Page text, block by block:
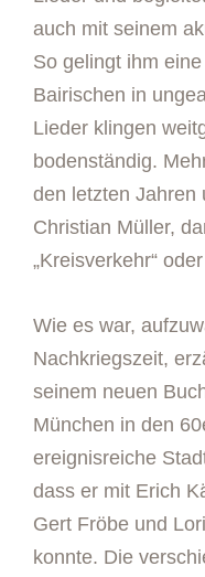
auch mit seinem
So gelingt ihm
Bairischen in
Lieder klingen
bodenständig.
den letzten Jahren
Christian Müller,
„Kreisverkehr“
Wie es war,
Nachkriegszeit,
seinem neuen
München in den
ereignisreiche
dass er mit Erich
Gert Fröbe und
konnte. Die